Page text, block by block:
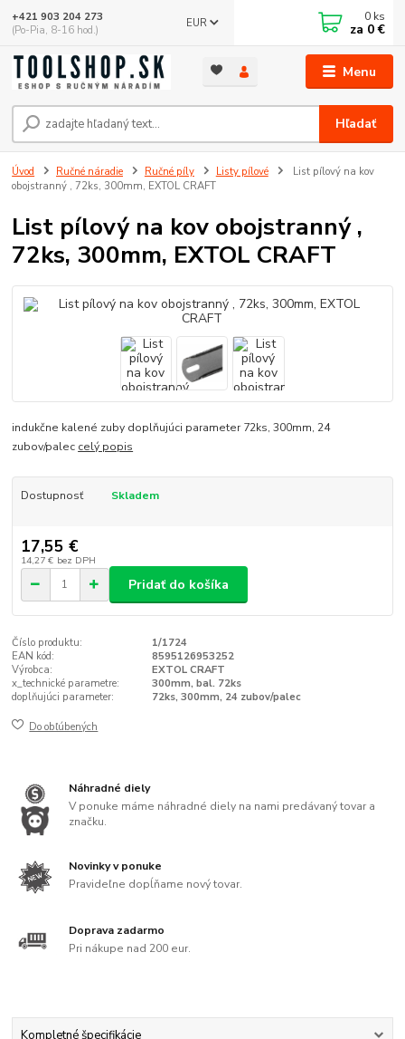
Menu
EUR
Hľadať
+421 903 204 273
(Po-Pia, 8-16 hod.)
0 ks
za 0 €
Úvod Ručné náradie Ručné píly Listy pílové
List pílový na kov
obojstranný , 72ks, 300mm, EXTOL CRAFT
List pílový na kov obojstranný ,
72ks, 300mm, EXTOL CRAFT
indukčne kalené zuby doplňujúci parameter 72ks, 300mm, 24
zubov/palec celý popis
Dostupnosť Skladem
17,55 €
14,27 € bez DPH
Pridať do košíka
Číslo produktu:
1/1724
EAN kód:
8595126953252
Výrobca:
EXTOL CRAFT
x_technické parametre:
300mm, bal. 72ks
doplňujúci parameter:
72ks, 300mm, 24 zubov/palec
Do obľúbených
Náhradné diely
V ponuke máme náhradné diely na nami predávaný tovar a
značku.
Novinky v ponuke
Pravideľne dopĺňame nový tovar.
Doprava zadarmo
Pri nákupe nad 200 eur.
Kompletné špecifikácie